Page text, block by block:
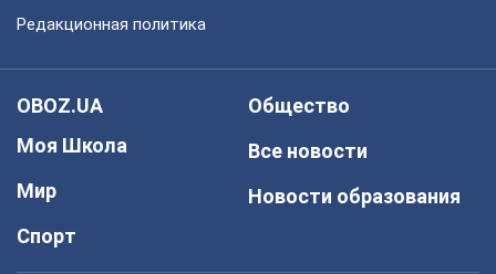
Редакционная политика
OBOZ.UA
Моя Школа
Мир
Спорт
Общество
Все новости
Новости образования